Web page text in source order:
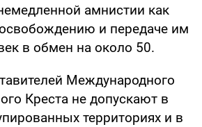
амнистии как
и передаче им
в обмен на около 50.
Международного
Креста не допускают в
территориях и в